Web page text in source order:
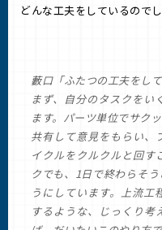
どんな工夫をしているので
藪口「ふたつの工夫をして
まず、自分のタスクをい
ます。パーツ単位でサク
共有して意見をもらい、
イクルをクルクルと回す
クでも、1日で終わらそ
うにしています。上流工
するような、じっくり考